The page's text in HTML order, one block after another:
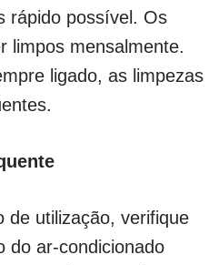
rápido possível. Os
limpos mensalmente.
ligado, as limpezas
de utilização, verifique
do ar-condicionado